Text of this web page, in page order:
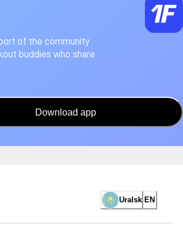
of the community
buddies who share
Download app
Uralsk EN